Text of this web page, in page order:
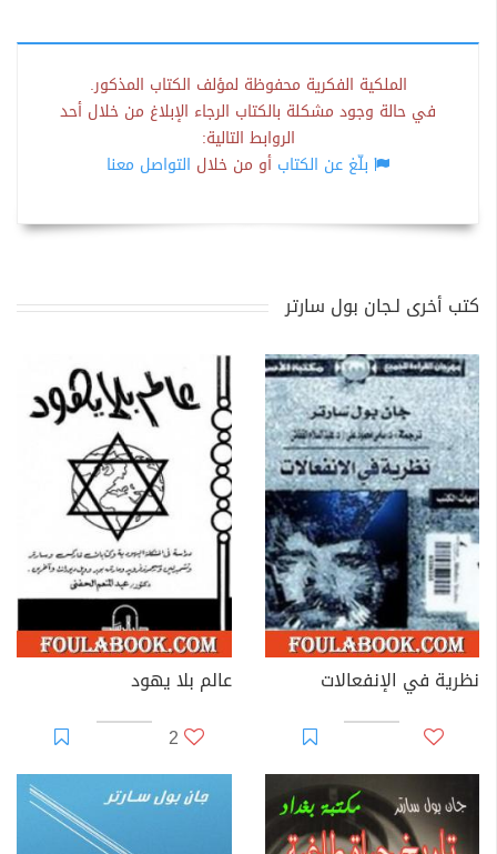
الملكية الفكرية محفوظة لمؤلف الكتاب المذكور.
في حالة وجود مشكلة بالكتاب الرجاء الإبلاغ من خلال أحد
الروابط التالية:
بلّغ عن الكتاب أو من خلال التواصل معنا
كتب أخرى لـجان بول سارتر
نظرية في الإنفعالات
عالم بلا يهود
2